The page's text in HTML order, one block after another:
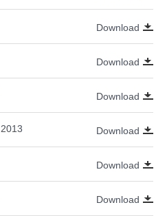
Download
Download
Download
Download
Download
Download